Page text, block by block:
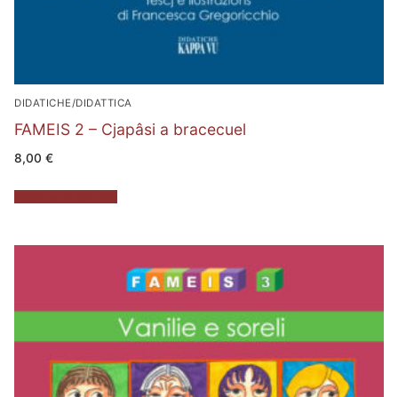
DIDATICHE/DIDATTICA
FAMEIS 2 – Cjapâsi a bracecuel
8,00 €